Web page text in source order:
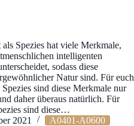
Spezies hat viele Merkmale,
intelligenten
sodass diese
Natur sind. Für euch
sind diese Merkmale nur
daher überaus natürlich. Für
sind diese…
2021
A0401-A0600